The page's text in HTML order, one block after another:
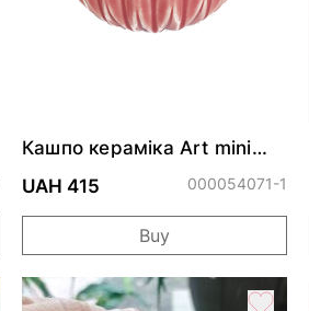
Кашпо кераміка Art mini
UAH 415
000054071-1
Buy